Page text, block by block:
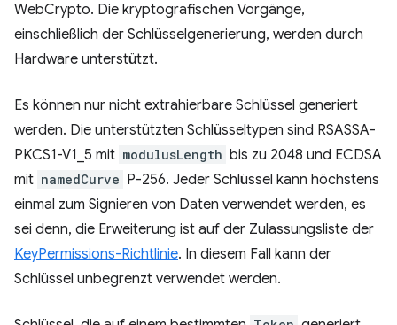
WebCrypto. Die kryptografischen Vorgänge,
einschließlich der Schlüsselgenerierung, werden durch
Hardware unterstützt.
Es können nur nicht extrahierbare Schlüssel generiert
werden. Die unterstützten Schlüsseltypen sind RSASSA-
PKCS1-V1_5 mit modulusLength bis zu 2048 und ECDSA
mit namedCurve P-256. Jeder Schlüssel kann höchstens
einmal zum Signieren von Daten verwendet werden, es
sei denn, die Erweiterung ist auf der Zulassungsliste der
KeyPermissions-Richtlinie. In diesem Fall kann der
Schlüssel unbegrenzt verwendet werden.